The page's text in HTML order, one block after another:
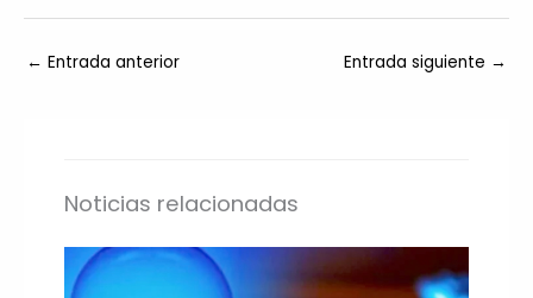
← Entrada anterior Entrada siguiente →
Noticias relacionadas